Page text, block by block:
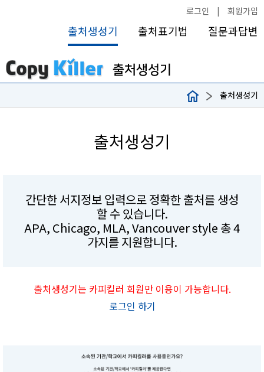
로그인 | 회원가입
출처생성기 출처표기법 질문과답변
출처생성기
출처생성기
간단한 서지정보 입력으로 정확한 출처를 생성
할 수 있습니다.
APA, Chicago, MLA, Vancouver style 총 4
가지를 지원합니다.
출처생성기는 카피킬러 회원만 이용이 가능합니다.
로그인 하기